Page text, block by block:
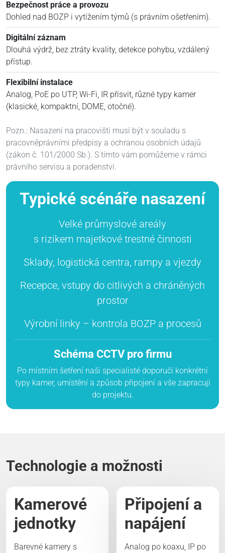
Bezpečnost práce a provozu
Dohled nad BOZP i vytížením týmů (s právním ošetřením).
Digitální záznam
Dlouhá výdrž, bez ztráty kvality, detekce pohybu, vzdálený
přístup.
Flexibilní instalace
Analog, PoE po UTP, Wi-Fi, IR přísvit, různé typy kamer
(klasické, kompaktní, DOME, otočné).
Pozn.: Nasazení na pracovišti musí být v souladu s
pracovněprávními předpisy a ochranou osobních údajů
(zákon č. 101/2000 Sb.). S tímto vám pomůžeme v rámci
právního servisu a poradenství.
Typické scénáře nasazení
Velké průmyslové areály
s rizikem majetkové trestné činnosti
Sklady, logistická centra, rampy a vjezdy
Recepce, vstupy do citlivých a chráněných
prostor
Výrobní linky – kontrola BOZP a procesů
Schéma CCTV pro firmu
Po místním šetření naši specialisté doporučí konkrétní
typy kamer, umístění a způsob připojení a vše zapracují
do projektu.
Technologie a možnosti
Kamerové
jednotky
Barevné kamery s
Připojení a
napájení
Analog po koaxu, IP po